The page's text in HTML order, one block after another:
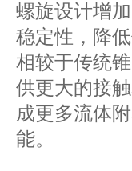
螺旋设计增
稳定性，降
相较于传统
供更大的接
成更多流体
能。